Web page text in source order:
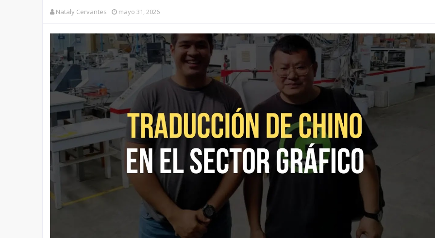
Nataly Cervantes mayo 31, 2026